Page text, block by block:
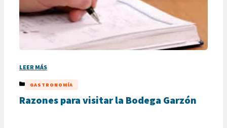
LEER MÁS
CATEGORÍAS
GASTRONOMÍA
Razones para visitar la Bodega Garzón